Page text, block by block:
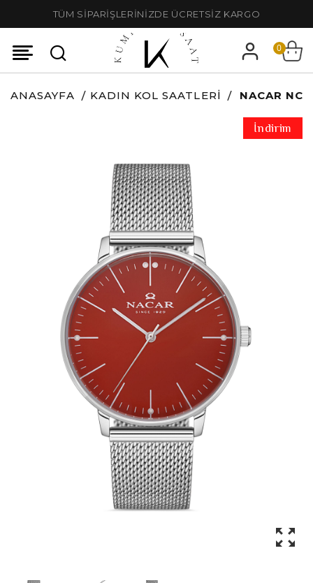
TÜM SİPARİŞLERİNİZDE ÜCRETSİZ KARGO
0
ANASAYFA KADIN KOL SAATLERI NACAR
İndirim